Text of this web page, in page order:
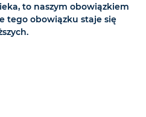
to naszym obowiązkiem
tego obowiązku staje się